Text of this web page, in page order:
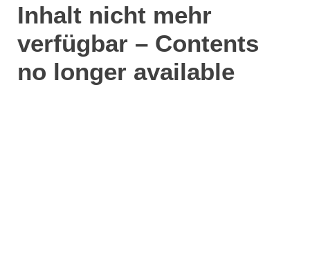
Inhalt nicht mehr
verfügbar – Contents
no longer available